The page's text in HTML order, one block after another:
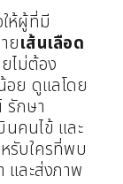
ห้ผู้ที่มี
ยเส้นเลือด
ไม่ต้อง
ย ดูแลโดย
กษา
นคนไข้ และ
รับใครที่พบ
และส่งภาพ